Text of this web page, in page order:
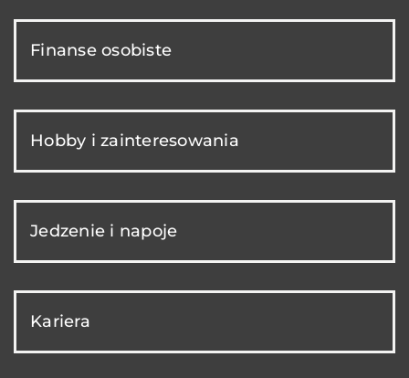
Finanse osobiste
Hobby i zainteresowania
Jedzenie i napoje
Kariera